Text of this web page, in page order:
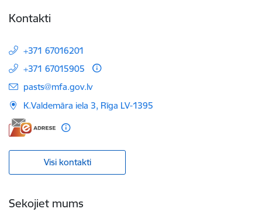
Kontakti
+371 67016201
+371 67015905
E-pasts:
pasts@mfa.gov.lv
K.Valdemāra iela 3, Rīga LV-1395
Visi kontakti
Sekojiet mums